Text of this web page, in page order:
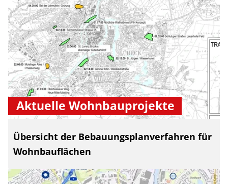
Aktuelle Wohnbauprojekte
Übersicht der Bebauungsplanverfahren für
Wohnbauflächen